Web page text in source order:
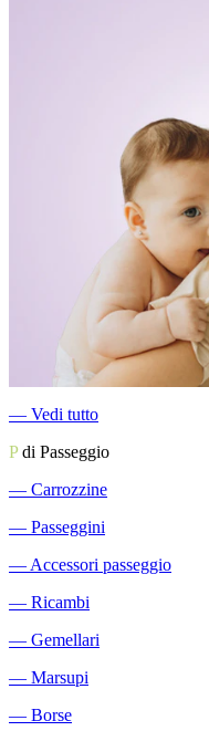
― Vedi tutto
Pdi Passeggio
― Carrozzine
― Passeggini
― Accessori passeggio
― Ricambi
― Gemellari
― Marsupi
― Borse